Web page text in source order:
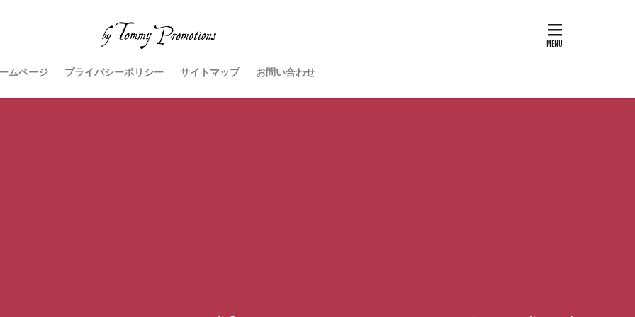
ムページ プライバシーポリシー サイトマップ お問い合わせ